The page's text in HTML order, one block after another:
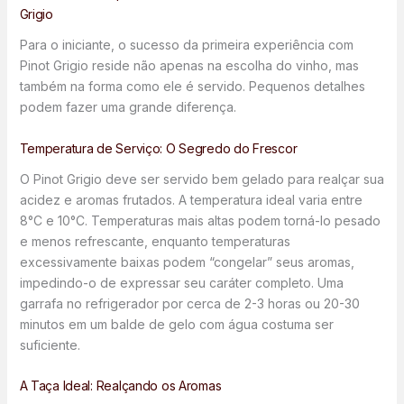
Grigio
Para o iniciante, o sucesso da primeira experiência com
Pinot Grigio reside não apenas na escolha do vinho, mas
também na forma como ele é servido. Pequenos detalhes
podem fazer uma grande diferença.
Temperatura de Serviço: O Segredo do Frescor
O Pinot Grigio deve ser servido bem gelado para realçar sua
acidez e aromas frutados. A temperatura ideal varia entre
8°C e 10°C. Temperaturas mais altas podem torná-lo pesado
e menos refrescante, enquanto temperaturas
excessivamente baixas podem “congelar” seus aromas,
impedindo-o de expressar seu caráter completo. Uma
garrafa no refrigerador por cerca de 2-3 horas ou 20-30
minutos em um balde de gelo com água costuma ser
suficiente.
A Taça Ideal: Realçando os Aromas